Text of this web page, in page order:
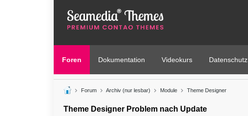
Foren Dokumentation Videokurs Datenschutz
Forum Archiv (nur lesbar) Module Theme Designer
Theme Designer Problem nach Update